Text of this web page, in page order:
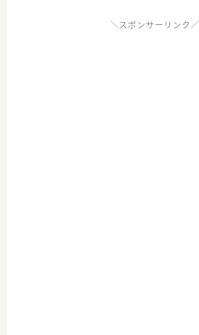
＼スポンサーリンク／